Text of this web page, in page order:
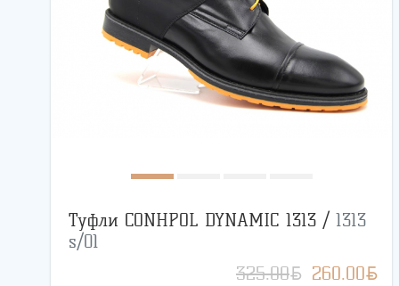
Туфли CONHPOL DYNAMIC 1313 / 1313
s/01
325.00BYN 260.00BYN